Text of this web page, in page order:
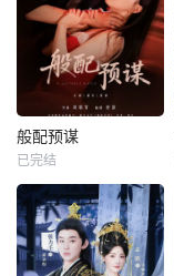
般配预谋
已完结